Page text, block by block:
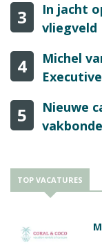
3
In jacht
vliegveld
4
Michel
5
Nieuwe
TOP VACATURES